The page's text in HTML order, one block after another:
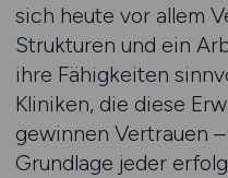
sich heute vor allem
Strukturen und ein
ihre Fähigkeiten
Kliniken, die diese
gewinnen Vertrauen
Grundlage jeder